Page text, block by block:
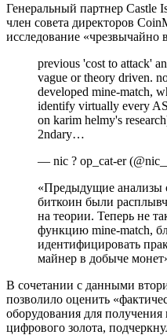
Генеральный партнер Castle
член совета директоров
исследование «чрезвычайно
previous 'cost to attack'
vague or theory driven.
developed mine-match,
identify virtually every
on karim helmy's
2ndary…
— nic ? op_cat-er
«Предыдущие анализы
биткоин были
на теории. Теперь не
функцию mine-match,
идентифицировать
майнер в добыче
В сочетании с данными
позволило оценить
оборудования для
цифрового золота,